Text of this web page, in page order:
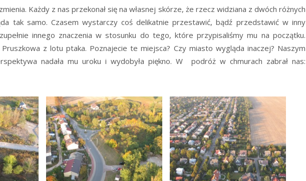
Każdy z nas przekonał się na własnej skórze, że rzecz widziana z dwóch różnych
tak samo. Czasem wystarczy coś delikatnie przestawić, bądź przedstawić w inny
innego znaczenia w stosunku do tego, które przypisaliśmy mu na początku.
z lotu ptaka. Poznajecie te miejsca? Czy miasto wygląda inaczej? Naszym
nadała mu uroku i wydobyła piękno. W podróż w chmurach zabrał nas: